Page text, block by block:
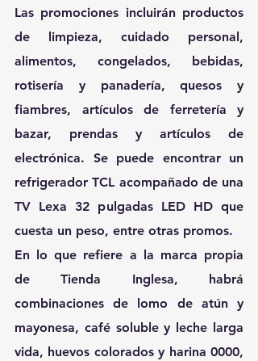
Las promociones incluirán productos
de limpieza, cuidado personal,
alimentos, congelados, bebidas,
rotisería y panadería, quesos y
fiambres, artículos de ferretería y
bazar, prendas y artículos de
electrónica. Se puede encontrar un
refrigerador TCL acompañado de una
TV Lexa 32 pulgadas LED HD que
cuesta un peso, entre otras promos.
En lo que refiere a la marca propia
de Tienda Inglesa, habrá
combinaciones de lomo de atún y
mayonesa, café soluble y leche larga
vida, huevos colorados y harina 0000,